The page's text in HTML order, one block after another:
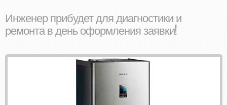
Инженер прибудет для диагностики и
ремонта в день оформления заявки!